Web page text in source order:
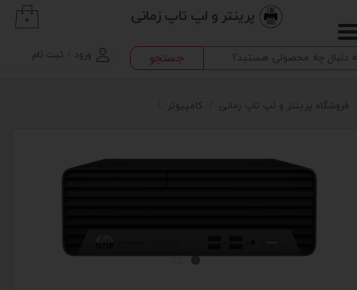
پرینتر و لپ تاپ زمانی
ورود ثبت نام
حساب کاربری من
تغییر گذر واژه
سفارشات
۰
جستجو
فروشگاه پرینتر و لپ تاپ زمانی کامپیوتر